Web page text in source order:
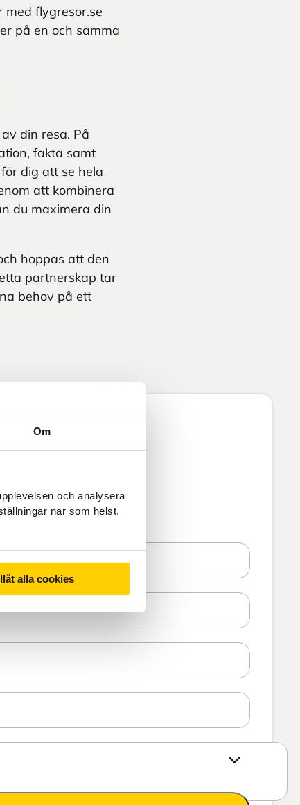
Om
och analysera
när som helst.
alla cookies
flygresor.se
på en och samma
din resa. På
fakta samt
dig att se hela
att kombinera
du maximera din
hoppas att den
partnerskap tar
behov på ett